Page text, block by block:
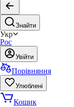
Знайти
Укр
Рос
Увійти
Порівняння
Улюблені
Кошик